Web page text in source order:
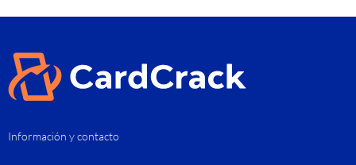
Información y contacto